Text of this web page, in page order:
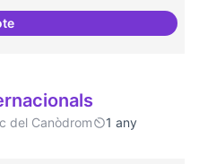
de defensa de Drets
del Canòdrom
1 any